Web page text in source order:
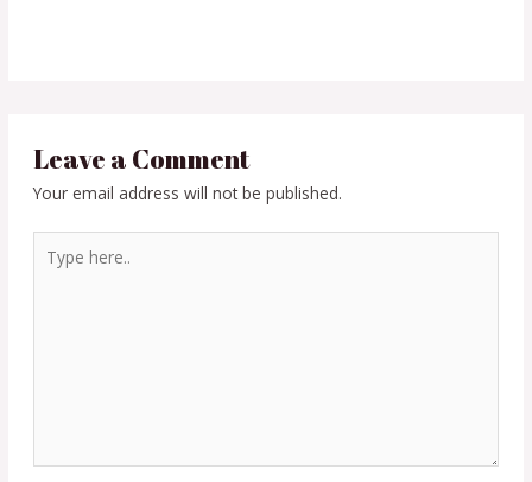
Leave a Comment
Your email address will not be published.